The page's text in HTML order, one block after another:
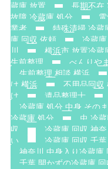
蔵庫 放置
長期不在
故障 冷蔵庫 処分
業者
特殊清掃 冷蔵
庫 回収 依頼
冷蔵
川
横浜市 放置冷蔵
生前整理
べんりや
生前整理 相談 横浜
け 横浜
不用品回収
け
遺品整理士
冷蔵庫 処分 中身 その
冷蔵庫 処分
虫 冷
収
冷蔵庫 回収 神
い
冷蔵庫 回収 千
神奈川 中身入り冷蔵庫
千葉 開かずの冷蔵庫 回